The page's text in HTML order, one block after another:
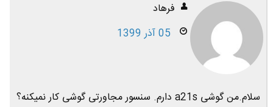
فرهاد
05 آذر 1399
سلام.من گوشی a21s دارم. سنسور مجاورتی گوشی کار نمیکنه؟